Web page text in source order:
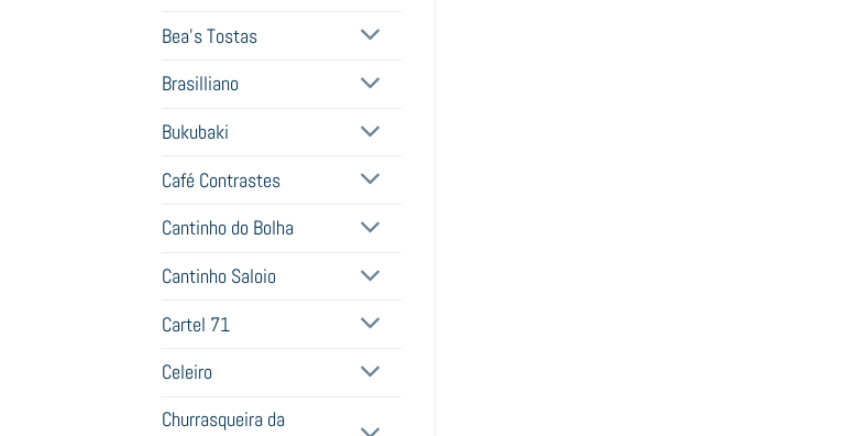
Bea's Tostas
Brasilliano
Bukubaki
Café Contrastes
Cantinho do Bolha
Cantinho Saloio
Cartel 71
Celeiro
Churrasqueira da